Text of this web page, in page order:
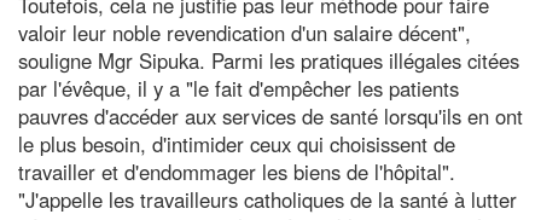
valoir leur noble revendication d'un salaire décent",
souligne Mgr Sipuka. Parmi les pratiques illégales citées
par l'évêque, il y a "le fait d'empêcher les patients
pauvres d'accéder aux services de santé lorsqu'ils en ont
le plus besoin, d'intimider ceux qui choisissent de
travailler et d'endommager les biens de l'hôpital".
"J'appelle les travailleurs catholiques de la santé à lutter